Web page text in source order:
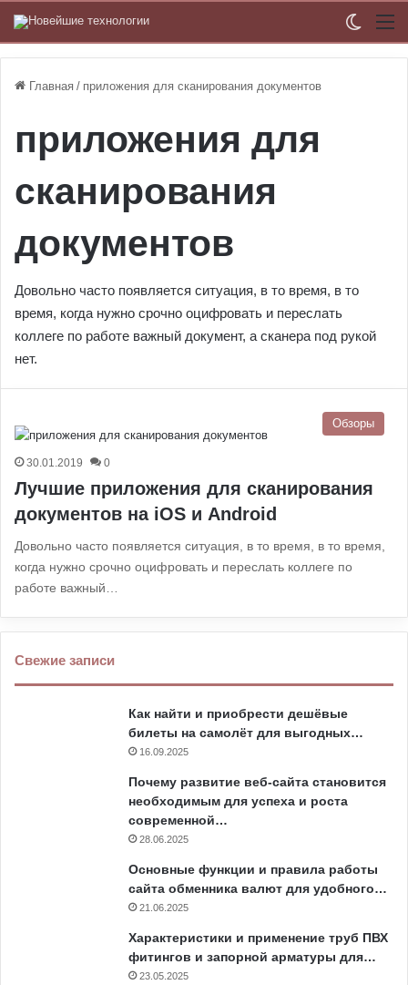
Главная / приложения для сканирования документов
приложения для
сканирования
документов
Довольно часто появляется ситуация, в то время, в то
время, когда нужно срочно оцифровать и переслать
коллеге по работе важный документ, а сканера под рукой
нет.
Обзоры
30.01.2019 0
Лучшие приложения для сканирования
документов на iOS и Android
Довольно часто появляется ситуация, в то время, в то время,
когда нужно срочно оцифровать и переслать коллеге по
работе важный…
Свежие записи
Как найти и приобрести дешёвые
билеты на самолёт для выгодных…
16.09.2025
Почему развитие веб-сайта становится
необходимым для успеха и роста
современной…
28.06.2025
Основные функции и правила работы
сайта обменника валют для удобного…
21.06.2025
Характеристики и применение труб ПВХ
фитингов и запорной арматуры для…
23.05.2025